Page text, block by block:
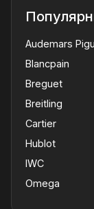
Audemars
Blancpain
Breguet
Breitling
Cartier
Hublot
IWC
Omega